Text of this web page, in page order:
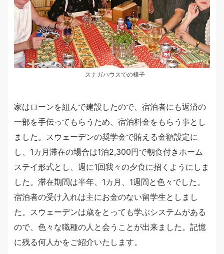
スナガハウスでの様子
家はローンを組んで建設したので、宿泊者にも返済の
一部を手伝ってもらうため、宿泊料金をもらう事とし
ました。スウェーデンの奨学金で賄える金額設定に
し、1カ月滞在の場合は1泊2,300円で朝食付きホーム
ステイ形式とし、週に1回我々の夕食に招くようにしま
した。滞在期間は半年、1カ月、1週間と色々でした。
宿泊者の受け入れは主にお金のない留学生としまし
た。スウェーデンは歳をとっても学ぶシステムがある
ので、色々な職種の人と会うことが出来ました。記憶
に残る何人かをご紹介いたします。